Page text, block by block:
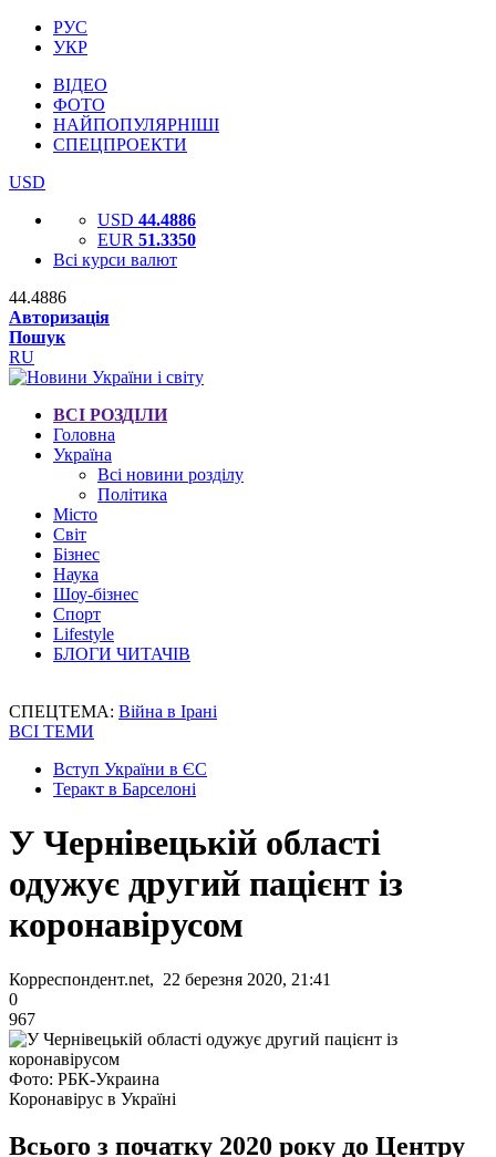
РУС
УКР
ВІДЕО
ФОТО
НАЙПОПУЛЯРНІШІ
СПЕЦПРОЕКТИ
USD
USD 44.4886
EUR 51.3350
Всі курси валют
44.4886
Авторизація
Пошук
RU
ВСІ РОЗДІЛИ
Головна
Україна
Всі новини розділу
Політика
Місто
Світ
Бізнес
Наука
Шоу-бізнес
Спорт
Lifestyle
БЛОГИ ЧИТАЧІВ
СПЕЦТЕМА: Війна в Ірані
ВСІ ТЕМИ
Вступ України в ЄС
Теракт в Барселоні
У Чернівецькій області
одужує другий пацієнт із
коронавірусом
Корреспондент.net, 22 березня 2020, 21:41
0
967
Фото: РБК-Украина
Коронавірус в Україні
Всього з початку 2020 року до Центру